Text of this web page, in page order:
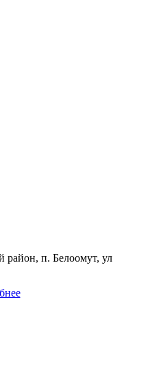
район, п. Белоомут, ул